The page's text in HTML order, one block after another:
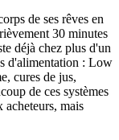
de ses rêves en
30 minutes
déjà chez plus d'un
d'alimentation : Low
cures de jus,
de ces systèmes
acheteurs, mais